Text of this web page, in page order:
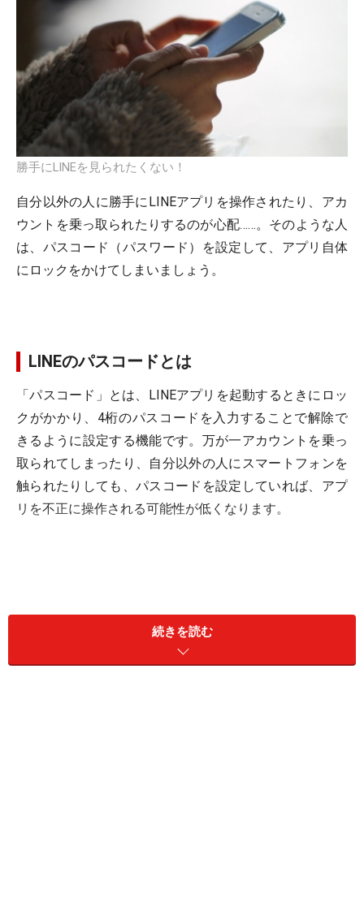
勝手にLINEを見られたくない！
自分以外の人に勝手にLINEアプリを操作されたり、アカ
ウントを乗っ取られたりするのが心配……。そのような人
は、パスコード（パスワード）を設定して、アプリ自体
にロックをかけてしまいましょう。
LINEのパスコードとは
「パスコード」とは、LINEアプリを起動するときにロッ
クがかかり、4桁のパスコードを入力することで解除で
きるように設定する機能です。万が一アカウントを乗っ
取られてしまったり、自分以外の人にスマートフォンを
触られたりしても、パスコードを設定していれば、アプ
リを不正に操作される可能性が低くなります。
続きを読む